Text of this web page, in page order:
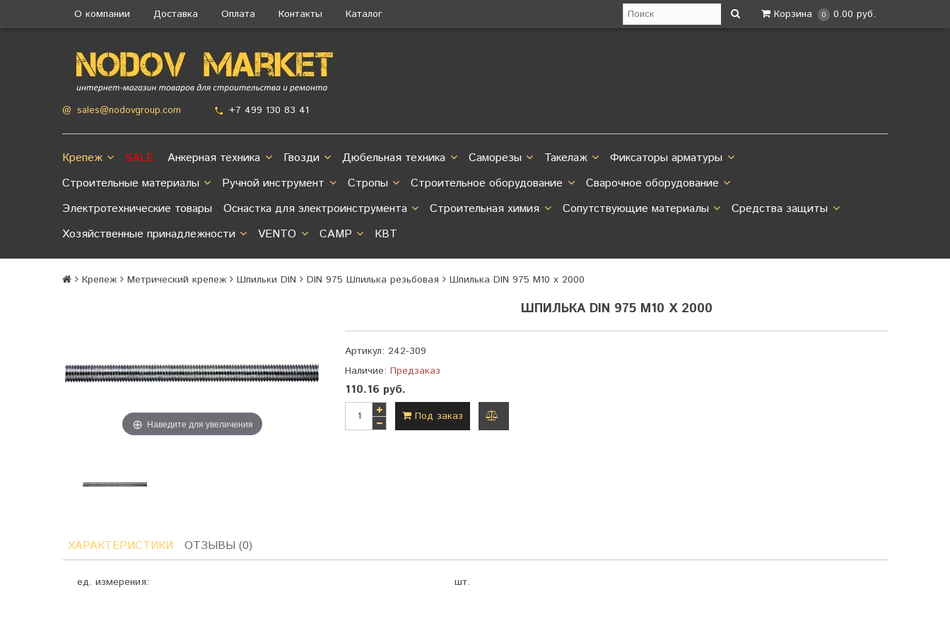
О компании Доставка Оплата Контакты Каталог Корзина 0 0.00 руб.
@ sales@nodovgroup.com +7 499 130 83 41
Крепеж SALE Анкерная техника Гвозди Дюбельная техника Саморезы Такелаж
Фиксаторы арматуры
Строительные материалы
Ручной инструмент Стропы Строительное оборудование
Сварочное оборудование
Электротехнические товары
Оснастка для электроинструмента Строительная химия Сопутствующие материалы
Средства защиты
Хозяйственные принадлежности
VENTO CAMP КВТ
Крепеж Метрический крепеж Шпильки DIN DIN 975 Шпилька резьбовая Шпилька DIN 975 M10 х 2000
Наведите для увеличения
ШПИЛЬКА DIN 975 M10 Х 2000
Артикул: 242-309
Наличие: Предзаказ
110.16 руб.
Под заказ
ХАРАКТЕРИСТИКИ ОТЗЫВЫ (0)
ед. измерения: шт.